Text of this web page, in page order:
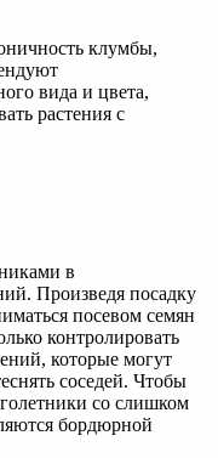
клумбы,
вида и цвета,
растения с
в
Произведя посадку
посевом семян
контролировать
которые могут
соседей. Чтобы
со слишком
бордюрной